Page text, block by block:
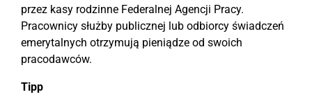
przez kasy rodzinne Federalnej Agencji Pracy.
Pracownicy służby publicznej lub odbiorcy świadczeń
emerytalnych otrzymują pieniądze od swoich
pracodawców.
Tipp